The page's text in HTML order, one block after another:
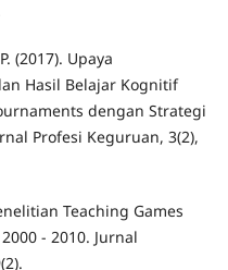
(2017). Upaya
Hasil Belajar Kognitif
dengan Strategi
Profesi Keguruan, 3(2),
Teaching Games
- 2010. Jurnal